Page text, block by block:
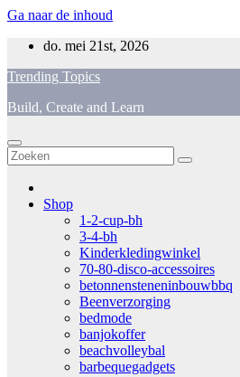
Ga naar de inhoud
do. mei 21st, 2026
Trending Topics
Build, Create and Learn
Shop
1-2-cup-bh
3-4-bh
Kinderkledingwinkel
70-80-disco-accessoires
betonnensteneninbouwbbq
Beenverzorging
bedmode
banjokoffer
beachvolleybal
barbequegadgets